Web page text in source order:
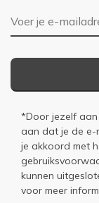
E-mailadres
*Door jezelf
aan dat je de e-
je akkoord met
kunnen
voor meer